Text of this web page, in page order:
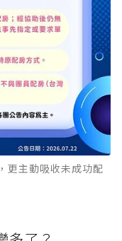
更主動吸收未成功配